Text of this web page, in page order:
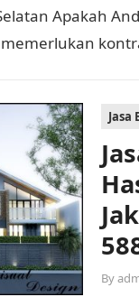
Apakah
memerlukan
By